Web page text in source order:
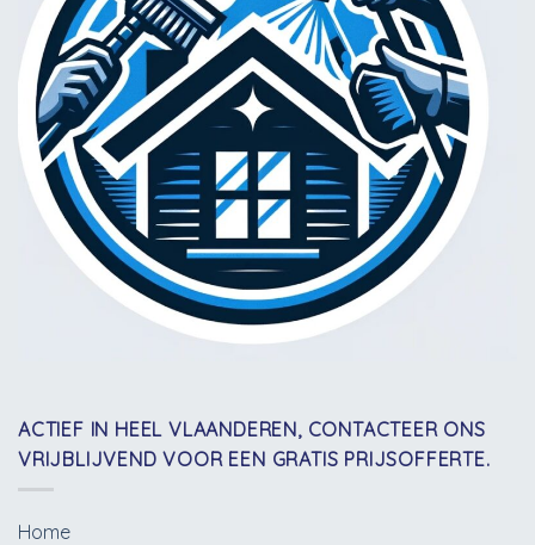
ACTIEF IN HEEL VLAANDEREN, CONTACTEER ONS
VRIJBLIJVEND VOOR EEN GRATIS PRIJSOFFERTE.
Home